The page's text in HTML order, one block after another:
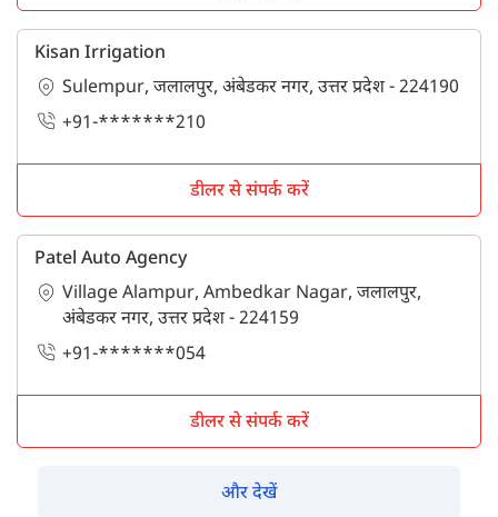
Kisan Irrigation
Sulempur, जलालपुर, अंबेडकर नगर, उत्तर प्रदेश - 224190
+91-*******210
डीलर से संपर्क करें
Patel Auto Agency
Village Alampur, Ambedkar Nagar, जलालपुर,
अंबेडकर नगर, उत्तर प्रदेश - 224159
+91-*******054
डीलर से संपर्क करें
और देखें